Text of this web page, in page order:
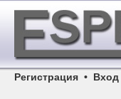
Регистрация • Вход